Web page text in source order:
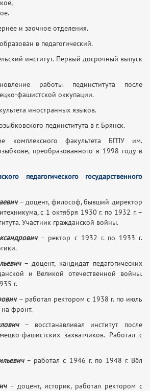
и заочное отделения.
в педагогический.
институт. Первый досрочный выпуск
работы пединститута после
фашистской оккупации.
иностранных языков.
пединститута в г. Брянск.
комплексного факультета БГПУ им.
преобразованного в 1998 году в
педагогического государственного
– доцент, философ, бывший директор
с 1 октября 1930 г. по 1932 г. –
Участник гражданской войны.
– ректор с 1932 г. по 1933 г.
– доцент, кандидат педагогических
и Великой отечественной войны.
г.
– работал ректором с 1938 г. по июль
на фронт.
– восстанавливал институт после
фашистских захватчиков. Работал с
– работал с 1946 г. по 1948 г. Вёл
– доцент, историк, работал ректором с